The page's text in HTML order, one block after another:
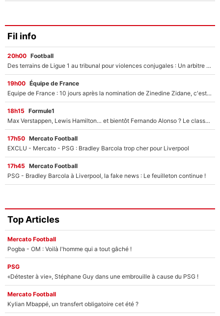
Fil info
20h00 Football
Des terrains de Ligue 1 au tribunal pour violences conjugales : Un arbitre français encourt une peine de 18 mois de prison !
19h00 Équipe de France
Equipe de France : 10 jours après la nomination de Zinedine Zidane, c'est au tour de son fils de prendre un nouveau départ !
18h15 Formule1
Max Verstappen, Lewis Hamilton… et bientôt Fernando Alonso ? Le classement des pilotes les mieux payés en Formule 1 risque de changer !
17h50 Mercato Football
EXCLU - Mercato - PSG : Bradley Barcola trop cher pour Liverpool
17h45 Mercato Football
PSG - Bradley Barcola à Liverpool, la fake news : Le feuilleton continue !
Top Articles
Mercato Football
Pogba - OM : Voilà l'homme qui a tout gâché !
PSG
«Détester à vie», Stéphane Guy dans une embrouille à cause du PSG !
Mercato Football
Kylian Mbappé, un transfert obligatoire cet été ?